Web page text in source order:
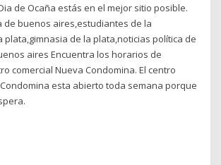
de Ocaña estás en el mejor sitio posible.
de buenos aires,estudiantes de la
plata,gimnasia de la plata,noticias política de
aires Encuentra los horarios de
comercial Nueva Condomina. El centro
esta abierto toda semana porque